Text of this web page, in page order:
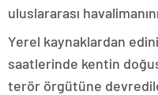
uluslararası
Yerel kaynaklardan
saatlerinde kentin
terör örgütüne